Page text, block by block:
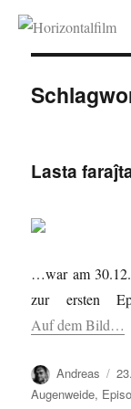
Lasta
…war am
zur ersten
Auf dem Bild…
Autor
Andreas
Augenweide,